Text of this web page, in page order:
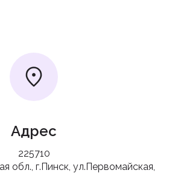
Адрес
225710
обл., г.Пинск, ул.Первомайская,